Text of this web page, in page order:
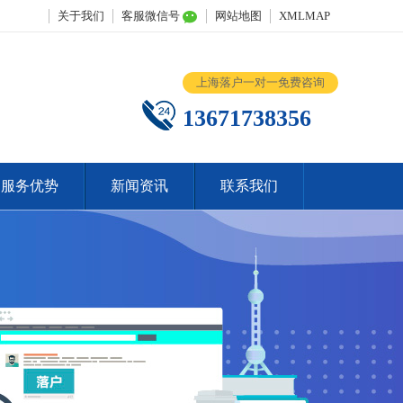
关于我们 客服微信号 网站地图 XMLMAP
上海落户一对一免费咨询
13671738356
服务优势 新闻资讯 联系我们